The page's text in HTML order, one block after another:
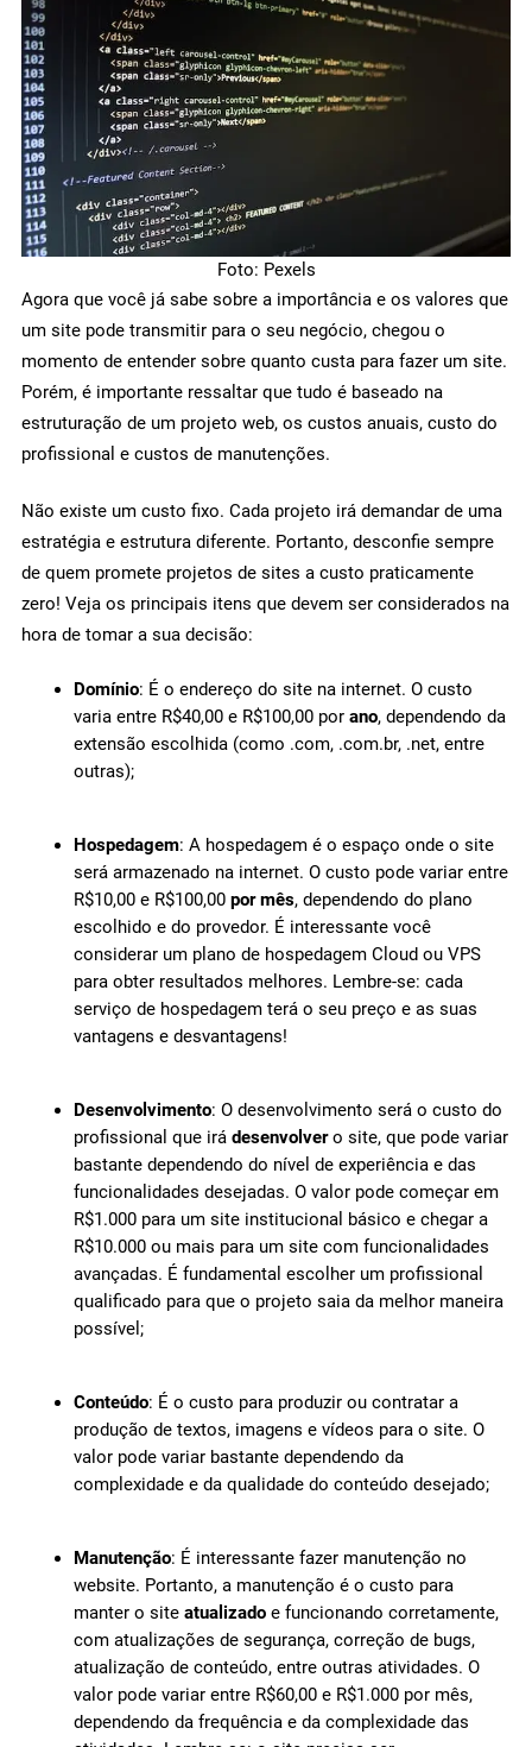
Foto: Pexels
Agora que você já sabe sobre a importância e os valores que
um site pode transmitir para o seu negócio, chegou o
momento de entender sobre quanto custa para fazer um site.
Porém, é importante ressaltar que tudo é baseado na
estruturação de um projeto web, os custos anuais, custo do
profissional e custos de manutenções.
Não existe um custo fixo. Cada projeto irá demandar de uma
estratégia e estrutura diferente. Portanto, desconfie sempre
de quem promete projetos de sites a custo praticamente
zero! Veja os principais itens que devem ser considerados na
hora de tomar a sua decisão:
Domínio: É o endereço do site na internet. O custo
varia entre R$40,00 e R$100,00 por ano, dependendo da
extensão escolhida (como .com, .com.br, .net, entre
outras);
Hospedagem: A hospedagem é o espaço onde o site
será armazenado na internet. O custo pode variar entre
R$10,00 e R$100,00 por mês, dependendo do plano
escolhido e do provedor. É interessante você
considerar um plano de hospedagem Cloud ou VPS
para obter resultados melhores. Lembre-se: cada
serviço de hospedagem terá o seu preço e as suas
vantagens e desvantagens!
Desenvolvimento: O desenvolvimento será o custo do
profissional que irá desenvolvero site, que pode variar
bastante dependendo do nível de experiência e das
funcionalidades desejadas. O valor pode começar em
R$1.000 para um site institucional básico e chegar a
R$10.000 ou mais para um site com funcionalidades
avançadas. É fundamental escolher um profissional
qualificado para que o projeto saia da melhor maneira
possível;
Conteúdo: É o custo para produzir ou contratar a
produção de textos, imagens e vídeos para o site. O
valor pode variar bastante dependendo da
complexidade e da qualidade do conteúdo desejado;
Manutenção: É interessante fazer manutenção no
website. Portanto, a manutenção é o custo para
manter o site atualizado e funcionando corretamente,
com atualizações de segurança, correção de bugs,
atualização de conteúdo, entre outras atividades. O
valor pode variar entre R$60,00 e R$1.000 por mês,
dependendo da frequência e da complexidade das